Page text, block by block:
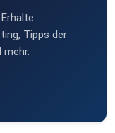
Tipps der